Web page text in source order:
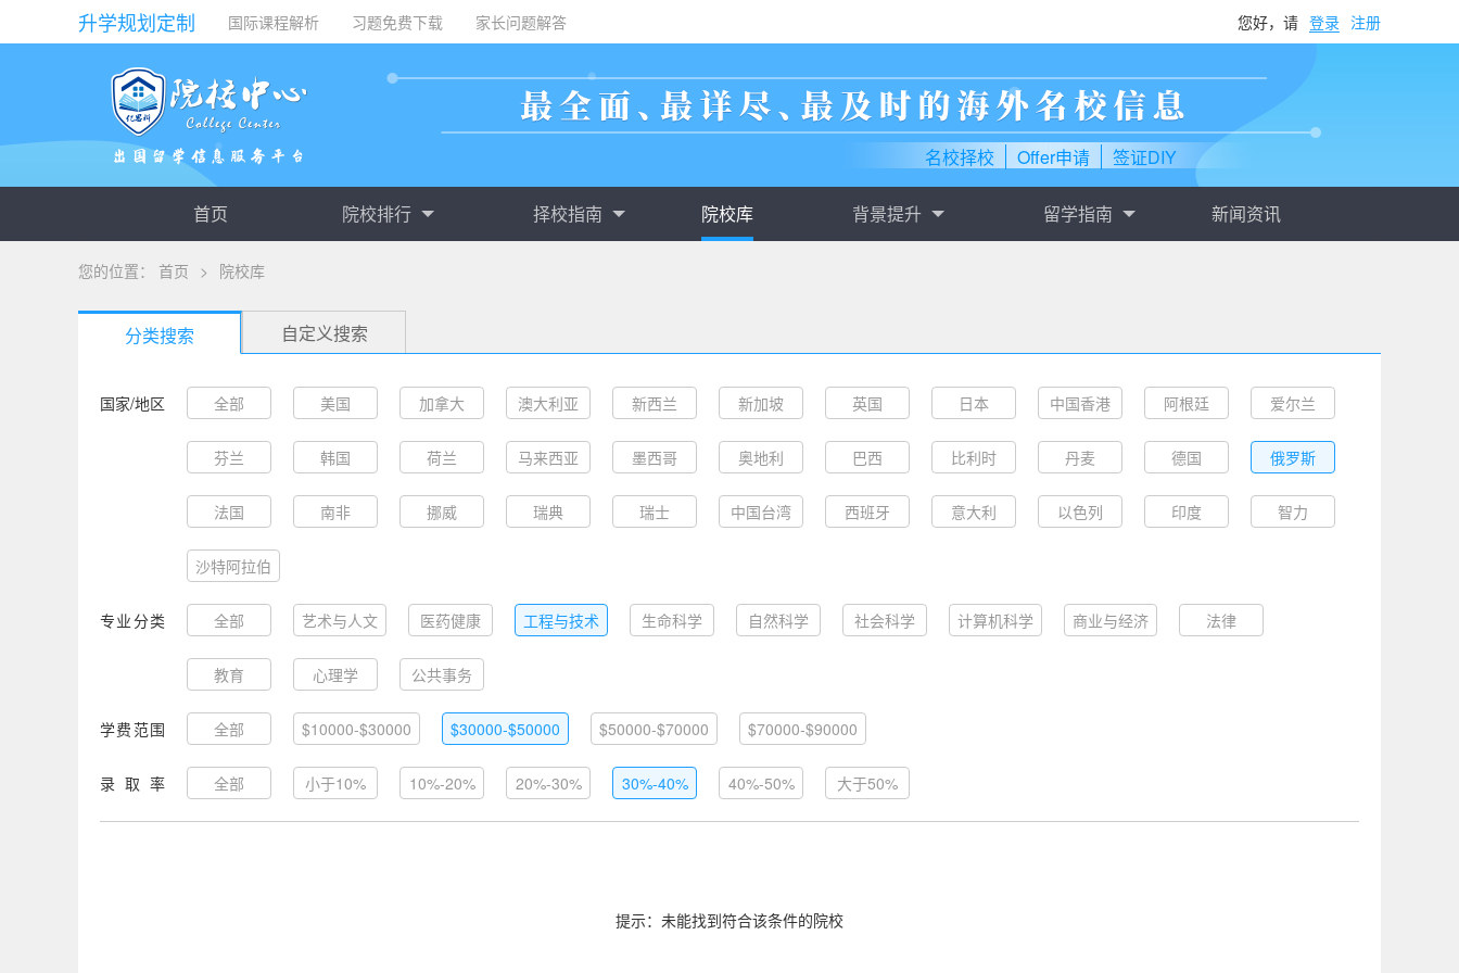
升学规划定制 国际课程解析 习题免费下载 家长问题解答 您好，请 登录 注册
名校择校 Offer申请 签证DIY
首页 院校排行 择校指南 院校库 背景提升 留学指南 新闻资讯
您的位置： 首页 > 院校库
分类搜索 自定义搜索
国家/地区 全部 美国 加拿大 澳大利亚 新西兰 新加坡 英国 日本 中国香港 阿根廷 爱尔兰
芬兰 韩国 荷兰 马来西亚 墨西哥 奥地利 巴西 比利时 丹麦 德国 俄罗斯
法国 南非 挪威 瑞典 瑞士 中国台湾 西班牙 意大利 以色列 印度 智力
沙特阿拉伯
专业分类 全部 艺术与人文 医药健康 工程与技术 生命科学 自然科学 社会科学 计算机科学 商业与经济 法律
教育 心理学 公共事务
学费范围 全部 $10000-$30000 $30000-$50000 $50000-$70000 $70000-$90000
录取率 全部 小于10% 10%-20% 20%-30% 30%-40% 40%-50% 大于50%
提示：未能找到符合该条件的院校